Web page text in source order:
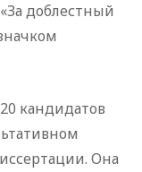
доблестный
кандидатов
Она